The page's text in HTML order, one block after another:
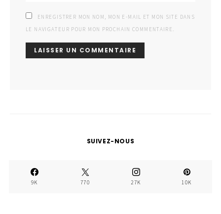
ENREGISTRER MON NOM, MON E-MAIL ET MON SITE DANS
LE NAVIGATEUR POUR MON PROCHAIN COMMENTAIRE.
SUIVEZ-NOUS
9K 770 27K 10K